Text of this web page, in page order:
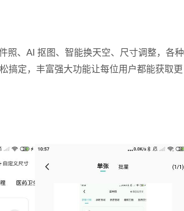
照、AI 抠图、智能换天空、尺寸调整，各种
搞定，丰富强大功能让每位用户都能获取更